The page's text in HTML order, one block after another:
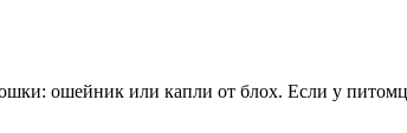
ошейник или капли от блох. Если у